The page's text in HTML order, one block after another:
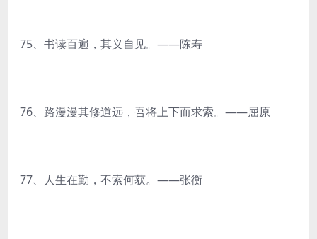
75、书读百遍，其义自见。——陈寿
76、路漫漫其修道远，吾将上下而求索。——屈原
77、人生在勤，不索何获。——张衡